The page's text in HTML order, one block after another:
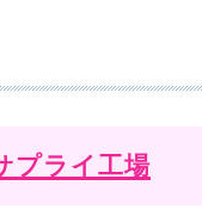
プライ工場